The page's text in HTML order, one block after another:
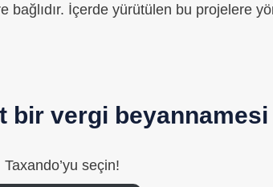
bağlıdır. İçerde yürütülen bu projelere
bir vergi
Taxando’yu seçin!